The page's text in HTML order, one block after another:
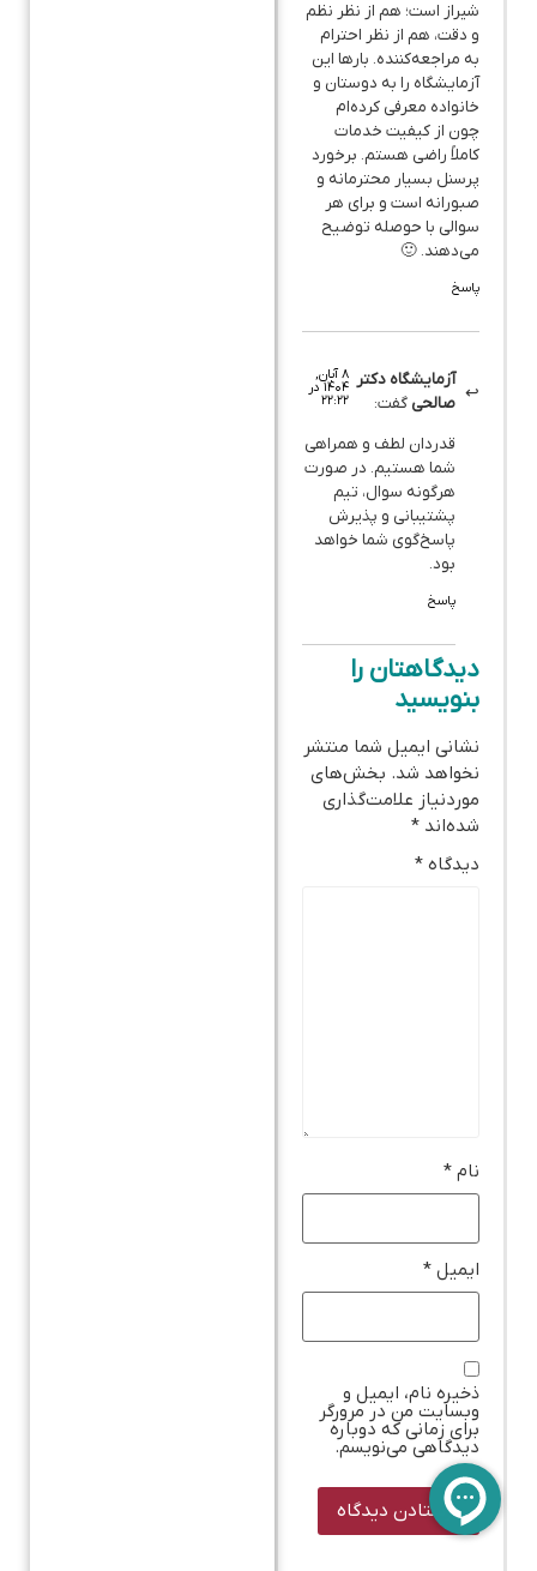
شیراز است؛ هم از نظر نظم
و دقت، هم از نظر احترام
به مراجعه‌کننده. بارها این
آزمایشگاه را به دوستان و
خانواده معرفی کرده‌ام
چون از کیفیت خدمات
کاملاً راضی هستم. برخورد
پرسنل بسیار محترمانه و
صبورانه است و برای هر
سوالی با حوصله توضیح
می‌دهند. 🙂
پاسخ
آزمایشگاه دکتر
صالحی گفت:
۸ آبان,
۱۴۰۴ در
۲۲:۲۲
قدردان لطف و همراهی
شما هستیم. در صورت
هرگونه سوال، تیم
پشتیبانی و پذیرش
پاسخ‌گوی شما خواهد
بود.
پاسخ
دیدگاهتان را
بنویسید
نشانی ایمیل شما منتشر
نخواهد شد. بخش‌های
موردنیاز علامت‌گذاری
شده‌اند *
دیدگاه *
نام *
ایمیل *
ذخیره نام، ایمیل و
وبسایت من در مرورگر
برای زمانی که دوباره
دیدگاهی می‌نویسم.